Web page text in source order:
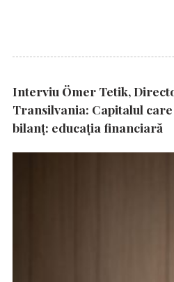
Interviu Ömer Tetik,
Transilvania: Capitalul
bilanț: educația financiară